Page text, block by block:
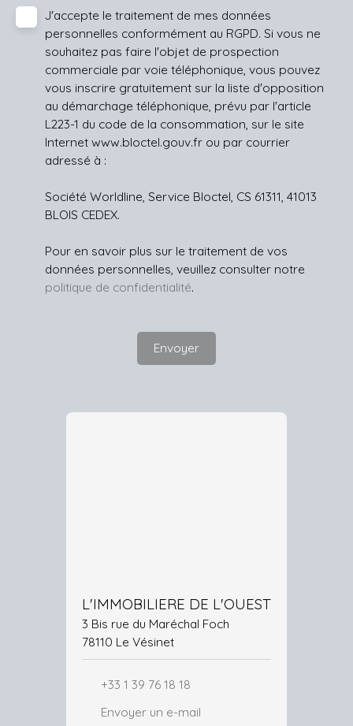
J'accepte le traitement de mes données
personnelles conformément au RGPD. Si vous ne
souhaitez pas faire l'objet de prospection
commerciale par voie téléphonique, vous pouvez
vous inscrire gratuitement sur la liste d'opposition
au démarchage téléphonique, prévu par l'article
L223-1 du code de la consommation, sur le site
Internet www.bloctel.gouv.fr ou par courrier
adressé à :
Société Worldline, Service Bloctel, CS 61311, 41013
BLOIS CEDEX.
Pour en savoir plus sur le traitement de vos
données personnelles, veuillez consulter notre
politique de confidentialité.
Envoyer
L'IMMOBILIERE DE L'OUEST
3 Bis rue du Maréchal Foch
78110 Le Vésinet
+33 1 39 76 18 18
Envoyer un e-mail